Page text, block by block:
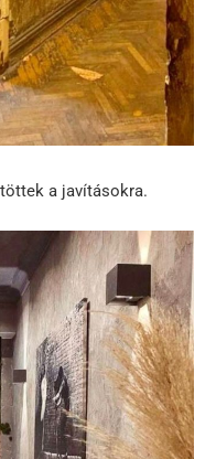
a javításokra.